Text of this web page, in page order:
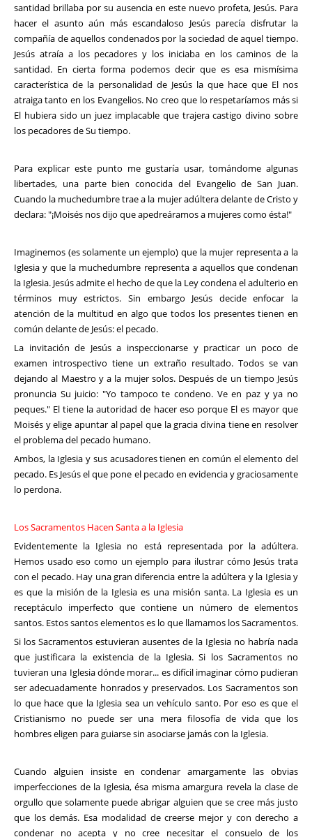
santidad brillaba por su ausencia en este nuevo profeta, Jesús. Para
hacer el asunto aún más escandaloso Jesús parecía disfrutar la
compañía de aquellos condenados por la sociedad de aquel tiempo.
Jesús atraía a los pecadores y los iniciaba en los caminos de la
santidad. En cierta forma podemos decir que es esa mismísima
característica de la personalidad de Jesús la que hace que El nos
atraiga tanto en los Evangelios. No creo que lo respetaríamos más si
El hubiera sido un juez implacable que trajera castigo divino sobre
los pecadores de Su tiempo.
Para explicar este punto me gustaría usar, tomándome algunas
libertades, una parte bien conocida del Evangelio de San Juan.
Cuando la muchedumbre trae a la mujer adúltera delante de Cristo y
declara: "¡Moisés nos dijo que apedreáramos a mujeres como ésta!"
Imaginemos (es solamente un ejemplo) que la mujer representa a la
Iglesia y que la muchedumbre representa a aquellos que condenan
la Iglesia. Jesús admite el hecho de que la Ley condena el adulterio en
términos muy estrictos. Sin embargo Jesús decide enfocar la
atención de la multitud en algo que todos los presentes tienen en
común delante de Jesús: el pecado.
La invitación de Jesús a inspeccionarse y practicar un poco de
examen introspectivo tiene un extraño resultado. Todos se van
dejando al Maestro y a la mujer solos. Después de un tiempo Jesús
pronuncia Su juicio: "Yo tampoco te condeno. Ve en paz y ya no
peques." El tiene la autoridad de hacer eso porque El es mayor que
Moisés y elige apuntar al papel que la gracia divina tiene en resolver
el problema del pecado humano.
Ambos, la Iglesia y sus acusadores tienen en común el elemento del
pecado. Es Jesús el que pone el pecado en evidencia y graciosamente
lo perdona.
Los Sacramentos Hacen Santa a la Iglesia
Evidentemente la Iglesia no está representada por la adúltera.
Hemos usado eso como un ejemplo para ilustrar cómo Jesús trata
con el pecado. Hay una gran diferencia entre la adúltera y la Iglesia y
es que la misión de la Iglesia es una misión santa. La Iglesia es un
receptáculo imperfecto que contiene un número de elementos
santos. Estos santos elementos es lo que llamamos los Sacramentos.
Si los Sacramentos estuvieran ausentes de la Iglesia no habría nada
que justificara la existencia de la Iglesia. Si los Sacramentos no
tuvieran una Iglesia dónde morar... es difícil imaginar cómo pudieran
ser adecuadamente honrados y preservados. Los Sacramentos son
lo que hace que la Iglesia sea un vehículo santo. Por eso es que el
Cristianismo no puede ser una mera filosofía de vida que los
hombres eligen para guiarse sin asociarse jamás con la Iglesia.
Cuando alguien insiste en condenar amargamente las obvias
imperfecciones de la Iglesia, ésa misma amargura revela la clase de
orgullo que solamente puede abrigar alguien que se cree más justo
que los demás. Esa modalidad de creerse mejor y con derecho a
condenar no acepta y no cree necesitar el consuelo de los